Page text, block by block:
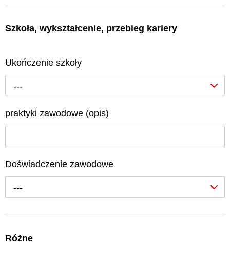
Szkoła, wykształcenie, przebieg kariery
Ukończenie szkoły
---
praktyki zawodowe (opis)
Doświadczenie zawodowe
---
Różne